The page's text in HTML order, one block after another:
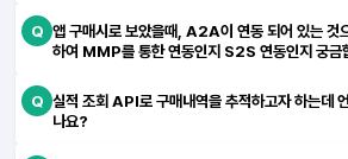
Q 앱 구매시로 보았을때, A2A이 연동 되어 있는 것
하여 MMP를 통한 연동인지 S2S 연동인지 궁금
Q 실적 조회 API로 구매내역을 추적하고자 하는데
나요?